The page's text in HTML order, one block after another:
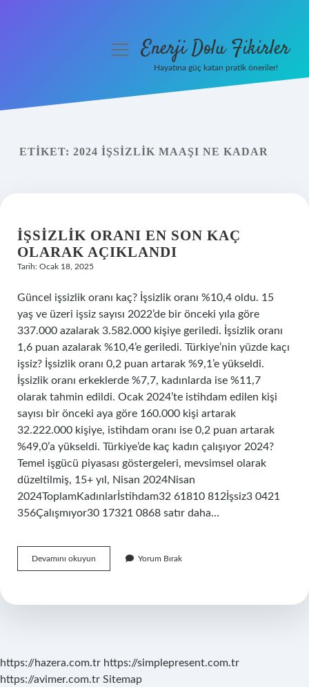
Yasal Uyarı
menüyüEnerji Dolu Fikirler
Hayatına güç katan pratik öneriler!
ETIKET: 2024 İŞSIZLIK MAAŞI NE KADAR
İŞSIZLIK ORANI EN SON KAÇ
OLARAK AÇIKLANDI
Tarih: Ocak 18, 2025
Güncel işsizlik oranı kaç? İşsizlik oranı %10,4 oldu. 15
yaş ve üzeri işsiz sayısı 2022’de bir önceki yıla göre
337.000 azalarak 3.582.000 kişiye geriledi. İşsizlik oranı
1,6 puan azalarak %10,4’e geriledi. Türkiye’nin yüzde kaçı
işsiz? İşsizlik oranı 0,2 puan artarak %9,1’e yükseldi.
İşsizlik oranı erkeklerde %7,7, kadınlarda ise %11,7
olarak tahmin edildi. Ocak 2024’te istihdam edilen kişi
sayısı bir önceki aya göre 160.000 kişi artarak
32.222.000 kişiye, istihdam oranı ise 0,2 puan artarak
%49,0’a yükseldi. Türkiye’de kaç kadın çalışıyor 2024?
Temel işgücü piyasası göstergeleri, mevsimsel olarak
düzeltilmiş, 15+ yıl, Nisan 2024Nisan
2024ToplamKadınlarİstihdam32 61810 812İşsiz3 0421
356Çalışmıyor30 17321 0868 satır daha…
Devamını okuyun
Oranı
Kaç
Yorum Bırak
https://hazera.com.tr https://simplepresent.com.tr
https://avimer.com.tr Sitemap